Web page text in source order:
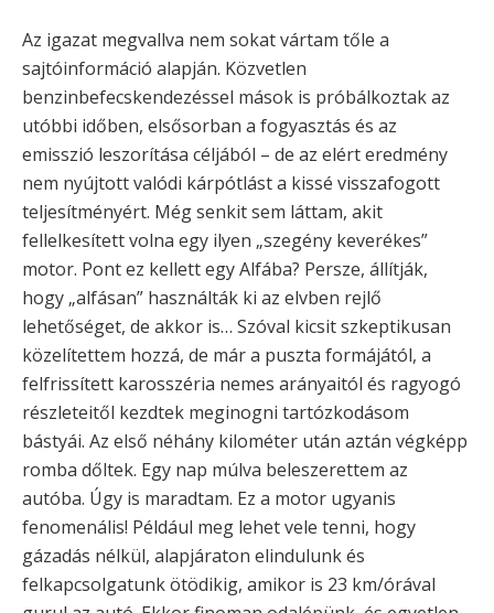
Az igazat megvallva nem sokat vártam tőle a
sajtóinformáció alapján. Közvetlen
benzinbefecskendezéssel mások is próbálkoztak az
utóbbi időben, elsősorban a fogyasztás és az
emisszió leszorítása céljából – de az elért eredmény
nem nyújtott valódi kárpótlást a kissé visszafogott
teljesítményért. Még senkit sem láttam, akit
fellelkesített volna egy ilyen „szegény keverékes”
motor. Pont ez kellett egy Alfába? Persze, állítják,
hogy „alfásan” használták ki az elvben rejlő
lehetőséget, de akkor is… Szóval kicsit szkeptikusan
közelítettem hozzá, de már a puszta formájától, a
felfrissített karosszéria nemes arányaitól és ragyogó
részleteitől kezdtek meginogni tartózkodásom
bástyái. Az első néhány kilométer után aztán végképp
romba dőltek. Egy nap múlva beleszerettem az
autóba. Úgy is maradtam. Ez a motor ugyanis
fenomenális! Például meg lehet vele tenni, hogy
gázadás nélkül, alapjáraton elindulunk és
felkapcsolgatunk ötödikig, amikor is 23 km/órával